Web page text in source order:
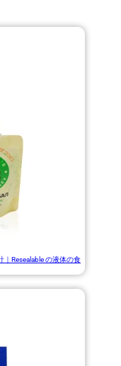
Resealable の液体の食